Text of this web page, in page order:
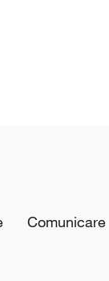
Comunicare